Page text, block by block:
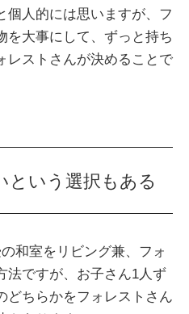
個人的には思いますが、フ
を大事にして、ずっと持ち
レストさんが決めることで
という選択もある
和室をリビング兼、フォ
法ですが、お子さん1人ず
どちらかをフォレストさん